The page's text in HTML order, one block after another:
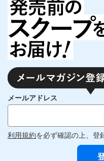
メールアドレス
利用規約を必ず確認の上、登